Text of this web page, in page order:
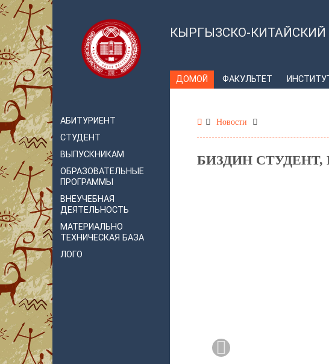
КЫРГЫЗСКО-КИТАЙСКИЙ
ДОМОЙ ФАКУЛЬТЕТ
АБИТУРИЕНТ
СТУДЕНТ
ВЫПУСКНИКАМ
ОБРАЗОВАТЕЛЬНЫЕ
ПРОГРАММЫ
ВНЕУЧЕБНАЯ
ДЕЯТЕЛЬНОСТЬ
МАТЕРИАЛЬНО
ТЕХНИЧЕСКАЯ БАЗА
ЛОГО
Новости
БИЗДИН